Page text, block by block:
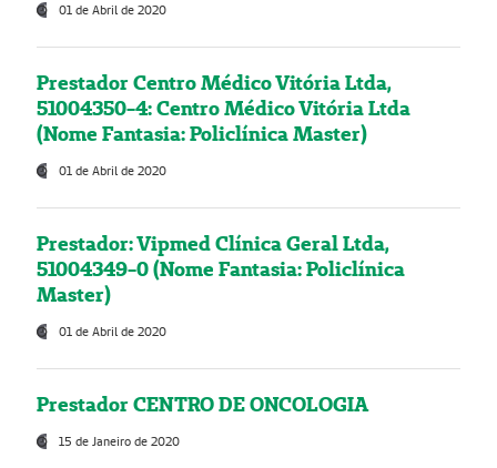
01 de Abril de 2020
Prestador Centro Médico Vitória Ltda,
51004350-4: Centro Médico Vitória Ltda
(Nome Fantasia: Policlínica Master)
01 de Abril de 2020
Prestador: Vipmed Clínica Geral Ltda,
51004349-0 (Nome Fantasia: Policlínica
Master)
01 de Abril de 2020
Prestador CENTRO DE ONCOLOGIA
15 de Janeiro de 2020